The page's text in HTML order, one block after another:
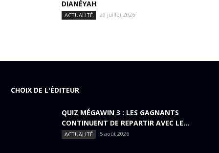
DIANÉYAH
ACTUALITÉ 20 juillet 2026
CHOIX DE L'ÉDITEUR
QUIZ MÉGAWIN 3 : LES GAGNANTS
CONTINUENT DE REPARTIR AVEC LE...
ACTUALITÉ 5 août 2026